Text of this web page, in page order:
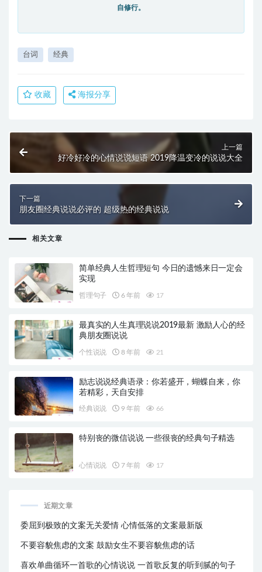
自修行。
台词 经典
收藏 海报分享
上一篇
好冷好冷的心情说说短语 2019降温变冷的说说大全
下一篇
朋友圈经典说说必评的 超级热的经典说说
相关文章
简单经典人生哲理短句 今日的遗憾来日一定会
实现
哲理句子 6 年前 17
最真实的人生真理说说2019最新 激励人心的经
典朋友圈说说
个性说说 8 年前 21
励志说说经典语录：你若盛开，蝴蝶自来，你
若精彩，天自安排
经典说说 9 年前 66
特别丧的微信说说 一些很丧的经典句子精选
心情说说 7 年前 17
近期文章
委屈到极致的文案无关爱情 心情低落的文案最新版
不要容貌焦虑的文案 鼓励女生不要容貌焦虑的话
喜欢单曲循环一首歌的心情说说 一首歌反复的听到腻的句子